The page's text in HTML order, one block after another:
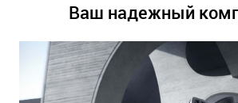
Ваш надежный